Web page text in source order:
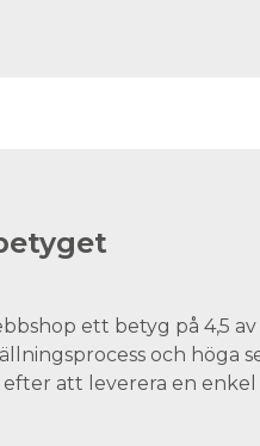
ett betyg på 4,5
och höga
att leverera en enkel